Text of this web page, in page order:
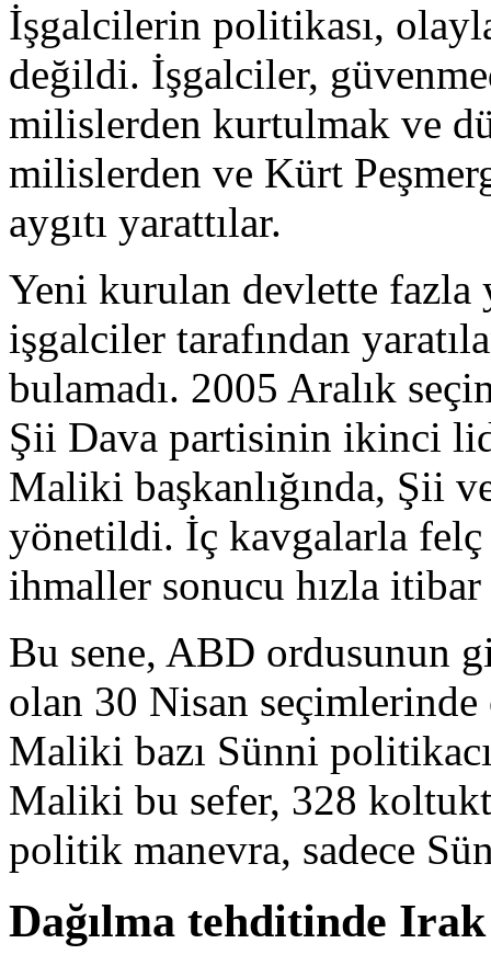
İşgalcilerin politikası,
değildi. İşgalciler,
milislerden kurtulmak ve
milislerden ve Kürt
aygıtı yarattılar.
Yeni kurulan devlette fazla
işgalciler tarafından
bulamadı. 2005 Aralık
Şii Dava partisinin ikinci
Maliki başkanlığında, Şii
yönetildi. İç kavgalarla
ihmaller sonucu hızla
Bu sene, ABD ordusunun
olan 30 Nisan
Maliki bazı Sünni
Maliki bu sefer, 328
politik manevra, sadece
Dağılma tehditinde Irak